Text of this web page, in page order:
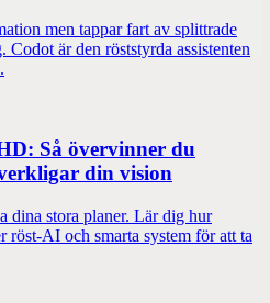
men tappar fart av splittrade
är den röststyrda assistenten
Så övervinner du
din vision
dina stora planer. Lär dig hur
AI och smarta system för att ta